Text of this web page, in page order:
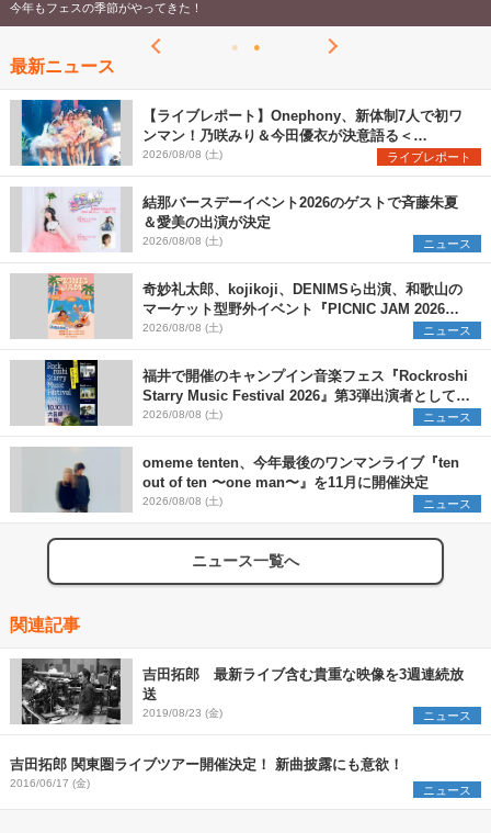
今年もフェスの季節がやってきた！
最新ニュース
【ライブレポート】Onephony、新体制7人で初ワ
ンマン！乃咲みり＆今田優衣が決意語る＜
Onephony新体制1st Oneman Live はじまりの夏
＞
2026/08/08 (土) ライブレポート
結那バースデーイベント2026のゲストで斉藤朱夏
＆愛美の出演が決定
2026/08/08 (土) ニュース
奇妙礼太郎、kojikoji、DENIMSら出演、和歌山の
マーケット型野外イベント『PICNIC JAM 2026』
早割チケット発売開始
2026/08/08 (土) ニュース
福井で開催のキャンプイン音楽フェス『Rockroshi
Starry Music Festival 2026』第3弾出演者として
SCOOBIE DO、かりゆし58、Reiを発表
2026/08/08 (土) ニュース
omeme tenten、今年最後のワンマンライブ『ten
out of ten 〜one man〜』を11月に開催決定
2026/08/08 (土) ニュース
ニュース一覧へ
関連記事
吉田拓郎 最新ライブ含む貴重な映像を3週連続放
送
2019/08/23 (金) ニュース
吉田拓郎 関東圏ライブツアー開催決定！ 新曲披露にも意欲！
2016/06/17 (金) ニュース